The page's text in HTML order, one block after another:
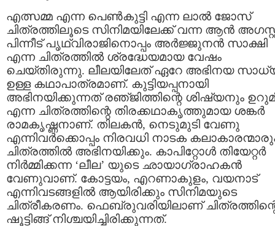
എത്സമ്മ എന്ന പെണ്‍കുട്ടി എന്ന ലാല്‍ ജോസ്
ചിത്രത്തിലൂടെ സിനിമയിലേക്ക് വന്ന ആന്‍
പിന്നീട് പൃഥ്വിരാജിനൊപ്പം അര്‍ജ്ജുനന്‍ സാക്ഷി
എന്ന ചിത്രത്തില്‍ ശ്രദ്ധേയമായ വേഷം
ചെയ്തിരുന്നു. ലീലയിലേത് ഏറേ അഭിനയ
ഉള്ള കഥാപാത്രമാണ്. കുട്ടിയപ്പനായി
അഭിനയിക്കുന്നത് രഞ്‌ജിത്തിന്റെ ശിഷ്യനും
എന്ന ചിത്രത്തിന്റെ തിരക്കഥാകൃത്തുമായ ശങ്കര്‍
രാമകൃഷ്ണനാണ്. തിലകന്‍, നെടുമുടി വേണു
എന്നിവര്‍ക്കൊപ്പം നിരവധി നാടക
ചിത്രത്തില്‍ അഭിനയിക്കും. കാപിറ്റോള്‍ തിയേറ്റര്‍
നിര്‍മ്മിക്കന്ന ‘ലീല’ യുടെ ഛായാഗ്രാഹകന്‍
വേണുവാണ്. കോട്ടയം, എറണാകുളം, വയനാട്
എന്നിവടങ്ങളില്‍ ആയിരിക്കും സിനിമയുടെ
ചിത്രീകരണം. ഫെബ്രുവരിയിലാണ്
ഷൂട്ടിങ്ങ് നിശ്ചയിച്ചിരിക്കുന്നത്.